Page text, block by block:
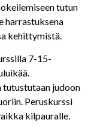
tutun
harrastuksena
kehittymistä.
7-15-
tutustutaan judoon
Peruskurssi
kilpauralle.